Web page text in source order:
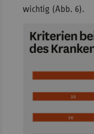
wichtig (Abb. 6).